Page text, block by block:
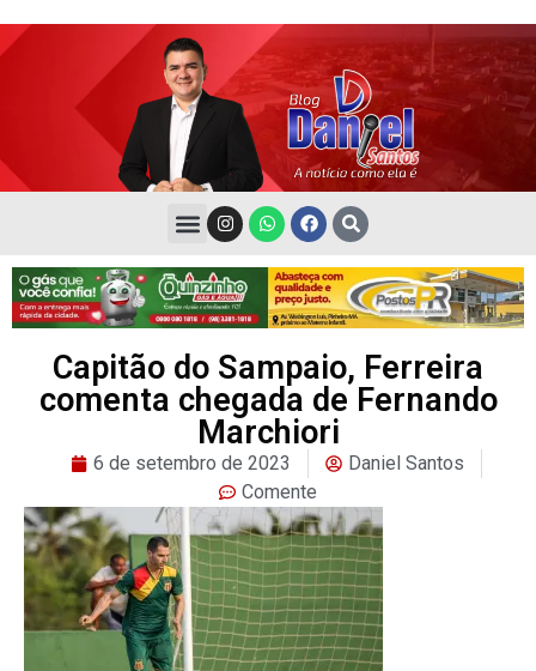
Capitão do Sampaio, Ferreira
comenta chegada de Fernando
Marchiori
6 de setembro de 2023
Daniel Santos
Comente